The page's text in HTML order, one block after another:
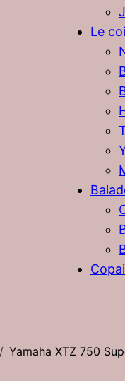
Le
Yamaha XTZ 750